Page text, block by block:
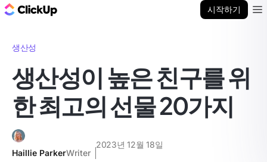
시작하기
생산성
생산성이 높은 친구를 위
한 최고의 선물 20가지
Haillie ParkerWriter
2023년 12월 18일